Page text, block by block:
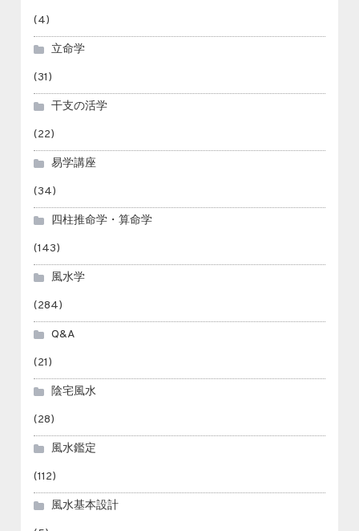
(4)
立命学
(31)
干支の活学
(22)
易学講座
(34)
四柱推命学・算命学
(143)
風水学
(284)
Q&A
(21)
陰宅風水
(28)
風水鑑定
(112)
風水基本設計